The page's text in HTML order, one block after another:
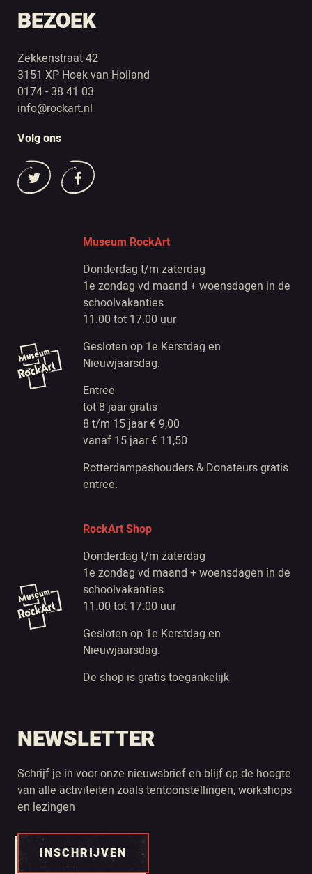
BEZOEK
Zekkenstraat 42
3151 XP Hoek van Holland
0174 - 38 41 03
info@rockart.nl
Volg ons
Museum RockArt
Donderdag t/m zaterdag
1e zondag vd maand + woensdagen in de
schoolvakanties
11.00 tot 17.00 uur
Gesloten op 1e Kerstdag en
Nieuwjaarsdag.
Entree
tot 8 jaar gratis
8 t/m 15 jaar € 9,00
vanaf 15 jaar € 11,50
Rotterdampashouders & Donateurs gratis
entree.
RockArt Shop
Donderdag t/m zaterdag
1e zondag vd maand + woensdagen in de
schoolvakanties
11.00 tot 17.00 uur
Gesloten op 1e Kerstdag en
Nieuwjaarsdag.
De shop is gratis toegankelijk
NEWSLETTER
Schrijf je in voor onze nieuwsbrief en blijf op de hoogte
van alle activiteiten zoals tentoonstellingen, workshops
en lezingen
INSCHRIJVEN